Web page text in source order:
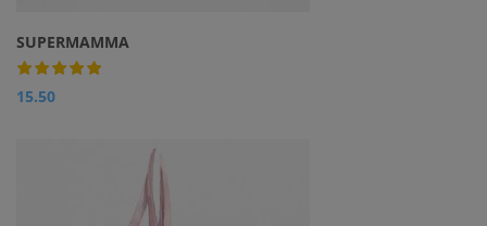
SUPERMAMMA
15.50